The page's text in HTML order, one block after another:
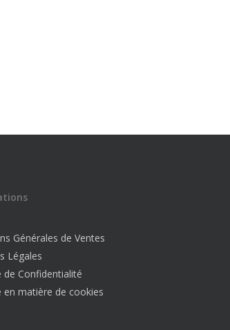
Générales de Ventes
Légales
de Confidentialité
en matière de cookies